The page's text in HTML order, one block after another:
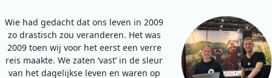
Wie had gedacht dat ons leven in 2009
zo drastisch zou veranderen. Het was
2009 toen wij voor het eerst een verre
reis maakte. We zaten ‘vast’ in de sleur
van het dagelijkse leven en waren op